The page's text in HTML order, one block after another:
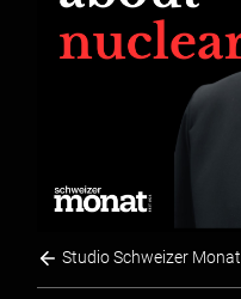
Studio Schweizer Monat